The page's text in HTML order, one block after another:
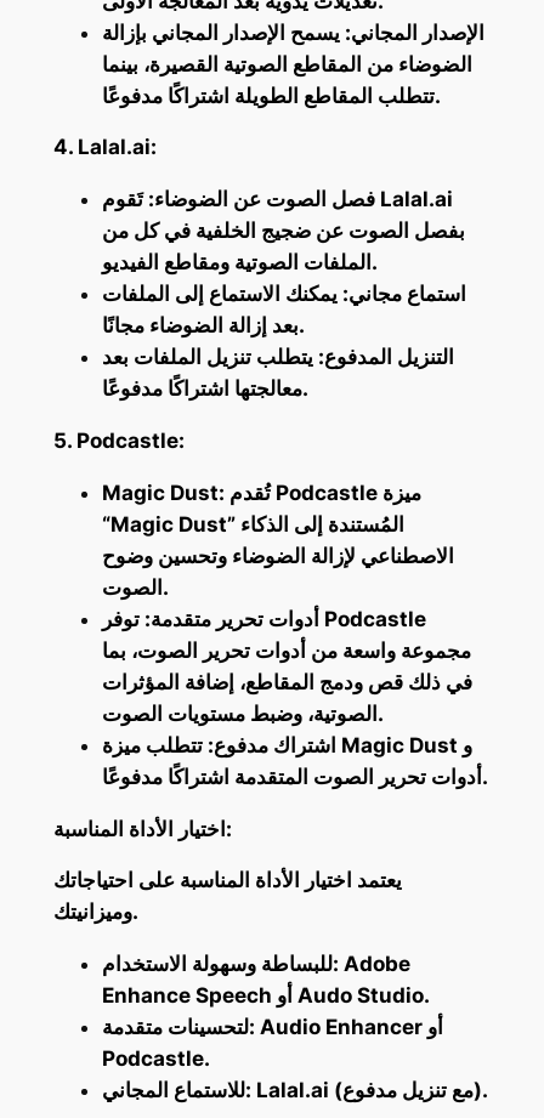
الإصدار المجاني: يسمح الإصدار المجاني بإزالة
الضوضاء من المقاطع الصوتية القصيرة، بينما
تتطلب المقاطع الطويلة اشتراكًا مدفوعًا.
4. Lalal.ai:
فصل الصوت عن الضوضاء: تَقوم Lalal.ai
بفصل الصوت عن ضجيج الخلفية في كل من
الملفات الصوتية ومقاطع الفيديو.
استماع مجاني: يمكنك الاستماع إلى الملفات
بعد إزالة الضوضاء مجانًا.
التنزيل المدفوع: يتطلب تنزيل الملفات بعد
معالجتها اشتراكًا مدفوعًا.
5. Podcastle:
Magic Dust: تُقدم Podcastle ميزة
“Magic Dust” المُستندة إلى الذكاء
الاصطناعي لإزالة الضوضاء وتحسين وضوح
الصوت.
أدوات تحرير متقدمة: توفر Podcastle
مجموعة واسعة من أدوات تحرير الصوت، بما
في ذلك قص ودمج المقاطع، إضافة المؤثرات
الصوتية، وضبط مستويات الصوت.
اشتراك مدفوع: تتطلب ميزة Magic Dust و
أدوات تحرير الصوت المتقدمة اشتراكًا مدفوعًا.
اختيار الأداة المناسبة:
يعتمد اختيار الأداة المناسبة على احتياجاتك
وميزانيتك.
للبساطة وسهولة الاستخدام: Adobe
Enhance Speech أو Audo Studio.
لتحسينات متقدمة: Audio Enhancer أو
Podcastle.
للاستماع المجاني: Lalal.ai (مع تنزيل مدفوع).